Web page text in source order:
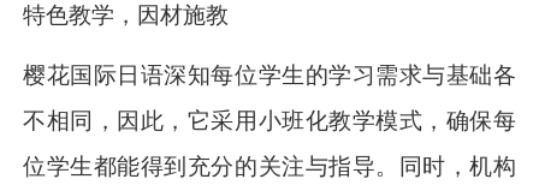
特色教学，因材施教
樱花国际日语深知每位学生的学习需求与基础各
不相同，因此，它采用小班化教学模式，确保每
位学生都能得到充分的关注与指导。同时，机构